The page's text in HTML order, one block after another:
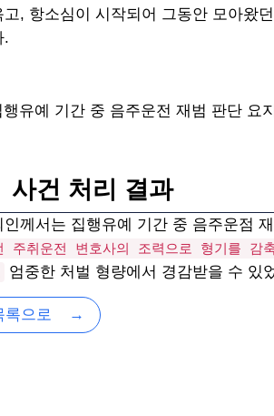
고, 항소심이 시작되어 그동안 모아왔
.
사건 처리 결과
인께서는 집행유예 기간 중 음주운점
주취운전 변호사의 조력으로 형기를
엄중한 처벌 형량에서 경감받을 수 있
록으로 →